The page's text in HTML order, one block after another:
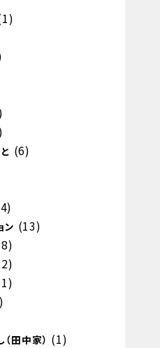
(6)
ン (13)
田中家） (1)